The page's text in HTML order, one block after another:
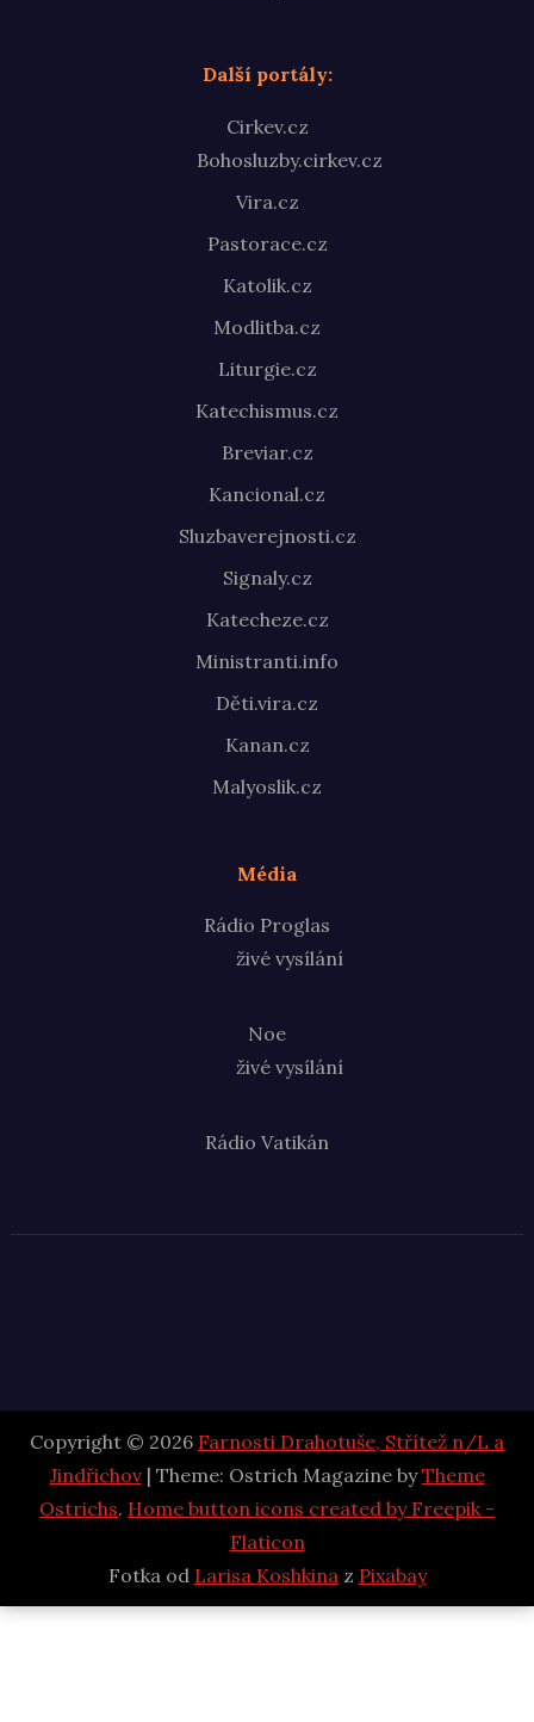
Další portály:
Cirkev.cz
Bohosluzby.cirkev.cz
Vira.cz
Pastorace.cz
Katolik.cz
Modlitba.cz
Liturgie.cz
Katechismus.cz
Breviar.cz
Kancional.cz
Sluzbaverejnosti.cz
Signaly.cz
Katecheze.cz
Ministranti.info
Děti.vira.cz
Kanan.cz
Malyoslik.cz
Média
Rádio Proglas
živé vysílání
Noe
živé vysílání
Rádio Vatikán
Copyright © 2026 Farnosti Drahotuše, Střítež n/L a
Jindřichov| Theme: Ostrich Magazine byTheme
Ostrichs. Home button icons created by Freepik -
Flaticon
Fotka od Larisa Koshkinaz Pixabay